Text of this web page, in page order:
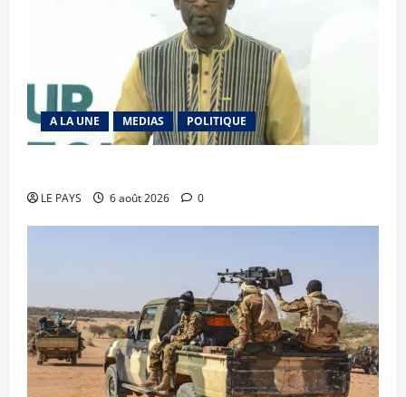
A LA UNE MEDIAS POLITIQUE
LE PAYS 6 août 2026 0